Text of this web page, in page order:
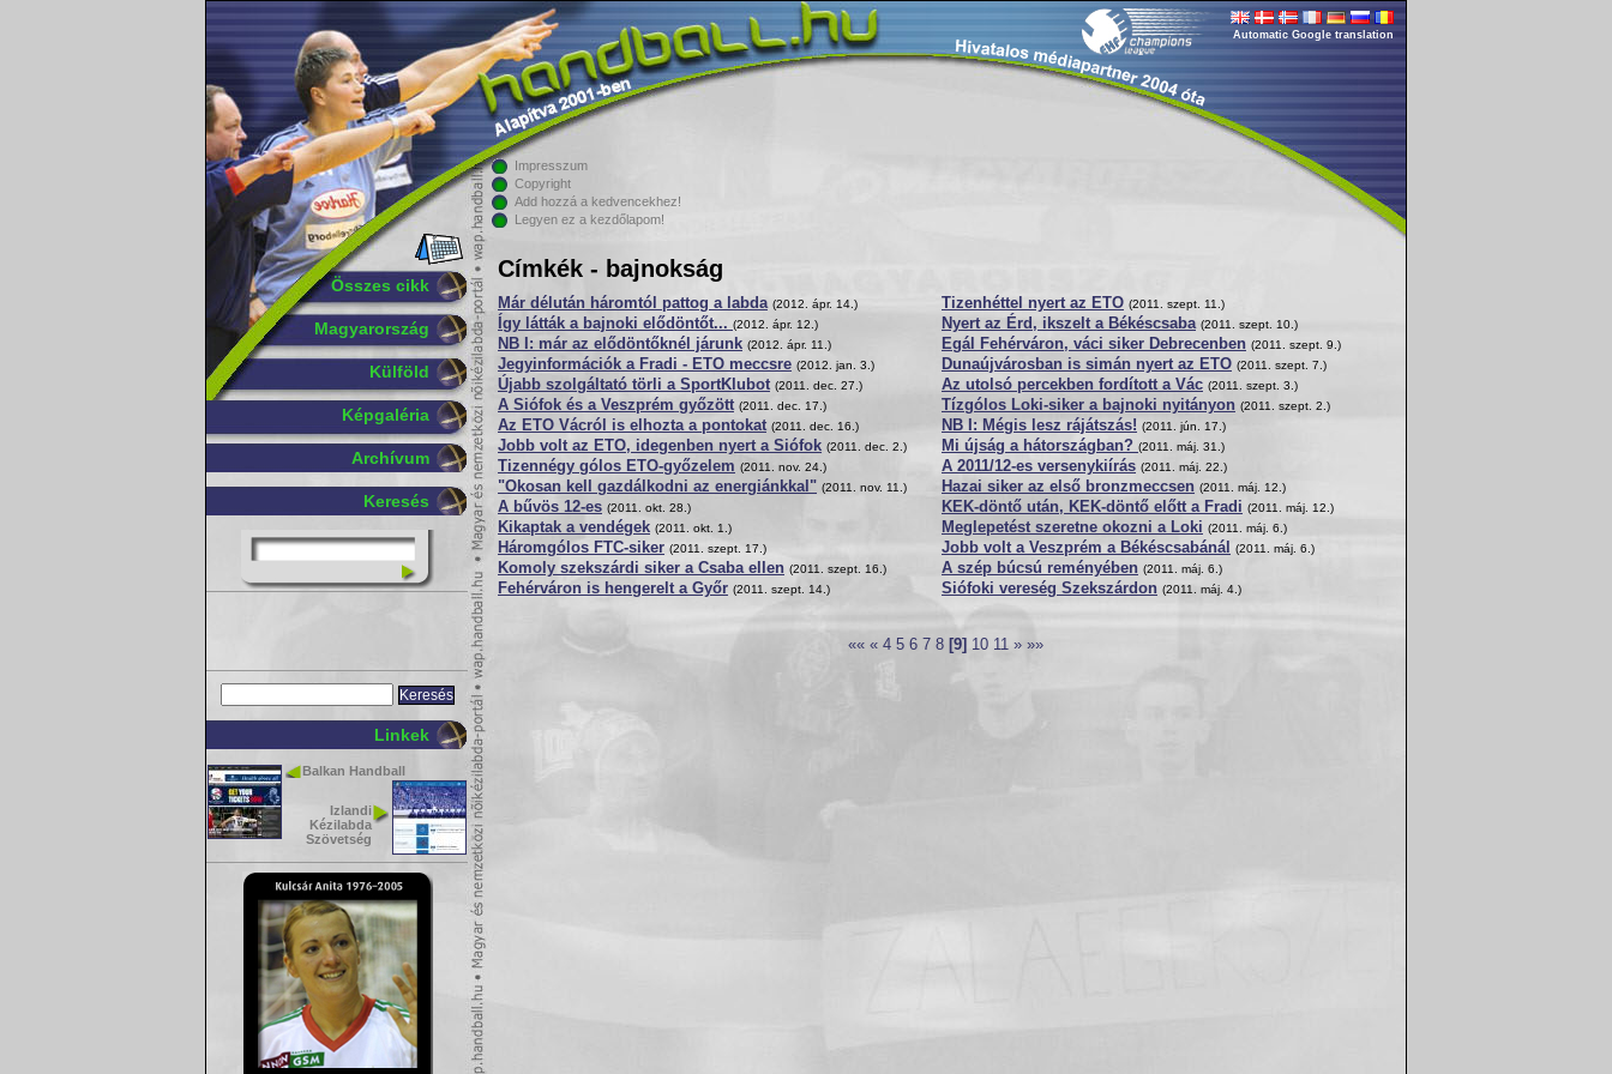
Összes cikk
Magyarország
Külföld
Képgaléria
Archívum
Keresés
Linkek
Balkan Handball
Izlandi
Kézilabda
Szövetség
Automatic Google translation
Impresszum
Copyright
Add hozzá a kedvencekhez!
Legyen ez a kezdőlapom!
Címkék - bajnokság
Már délután háromtól pattog a labda (2012. ápr. 14.)
Így látták a bajnoki elődöntőt... (2012. ápr. 12.)
NB I: már az elődöntőknél járunk (2012. ápr. 11.)
Jegyinformációk a Fradi - ETO meccsre (2012. jan. 3.)
Újabb szolgáltató törli a SportKlubot (2011. dec. 27.)
A Siófok és a Veszprém győzött (2011. dec. 17.)
Az ETO Vácról is elhozta a pontokat (2011. dec. 16.)
Jobb volt az ETO, idegenben nyert a Siófok (2011. dec. 2.)
Tizennégy gólos ETO-győzelem (2011. nov. 24.)
"Okosan kell gazdálkodni az energiánkkal" (2011. nov. 11.)
A bűvös 12-es (2011. okt. 28.)
Kikaptak a vendégek (2011. okt. 1.)
Háromgólos FTC-siker (2011. szept. 17.)
Komoly szekszárdi siker a Csaba ellen (2011. szept. 16.)
Fehérváron is hengerelt a Győr (2011. szept. 14.)
Tizenhéttel nyert az ETO (2011. szept. 11.)
Nyert az Érd, ikszelt a Békéscsaba (2011. szept. 10.)
Egál Fehérváron, váci siker Debrecenben (2011. szept. 9.)
Dunaújvárosban is simán nyert az ETO (2011. szept. 7.)
Az utolsó percekben fordított a Vác (2011. szept. 3.)
Tízgólos Loki-siker a bajnoki nyitányon (2011. szept. 2.)
NB I: Mégis lesz rájátszás! (2011. jún. 17.)
Mi újság a hátországban? (2011. máj. 31.)
A 2011/12-es versenykiírás (2011. máj. 22.)
Hazai siker az első bronzmeccsen (2011. máj. 12.)
KEK-döntő után, KEK-döntő előtt a Fradi (2011. máj. 12.)
Meglepetést szeretne okozni a Loki (2011. máj. 6.)
Jobb volt a Veszprém a Békéscsabánál (2011. máj. 6.)
A szép búcsú reményében (2011. máj. 6.)
Siófoki vereség Szekszárdon (2011. máj. 4.)
«« « 4 5 6 7 8 [9] 10 11 » »»